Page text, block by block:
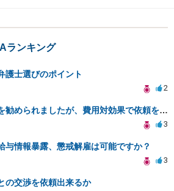
ランキング
護士選びのポイント
2
警察には弁護士を勧められましたが、費用対効果で依頼をすることを躊躇しています。
3
与情報暴露、懲戒解雇は可能ですか？
3
の交渉を依頼出来るか